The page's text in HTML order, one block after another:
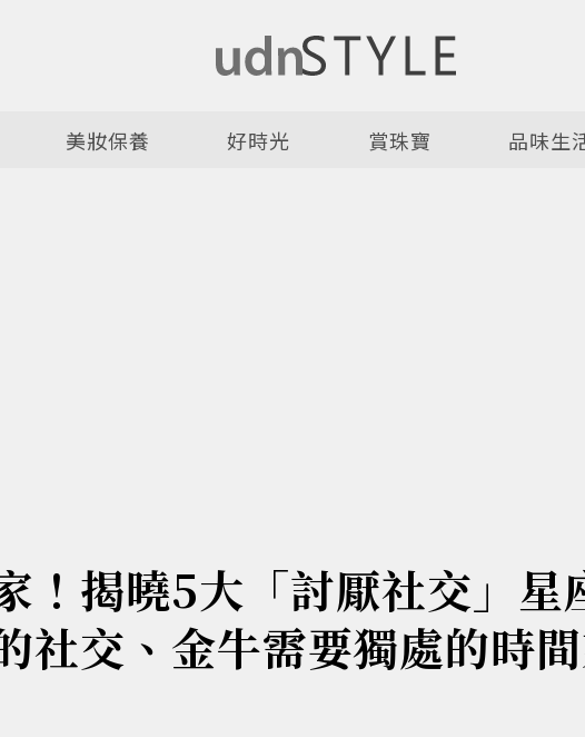
美妝保養 好時光 賞珠寶 品味生
！揭曉5大「討厭社交」星
社交、金牛需要獨處的時